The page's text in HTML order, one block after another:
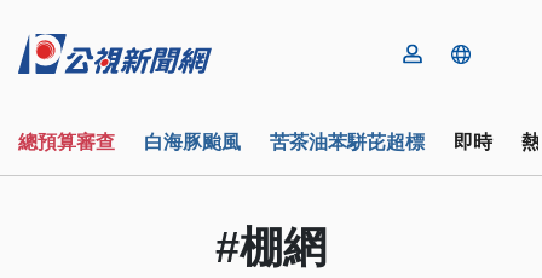
總預算審查 白海豚颱風 苦茶油苯駢芘超標 即時
#棚網